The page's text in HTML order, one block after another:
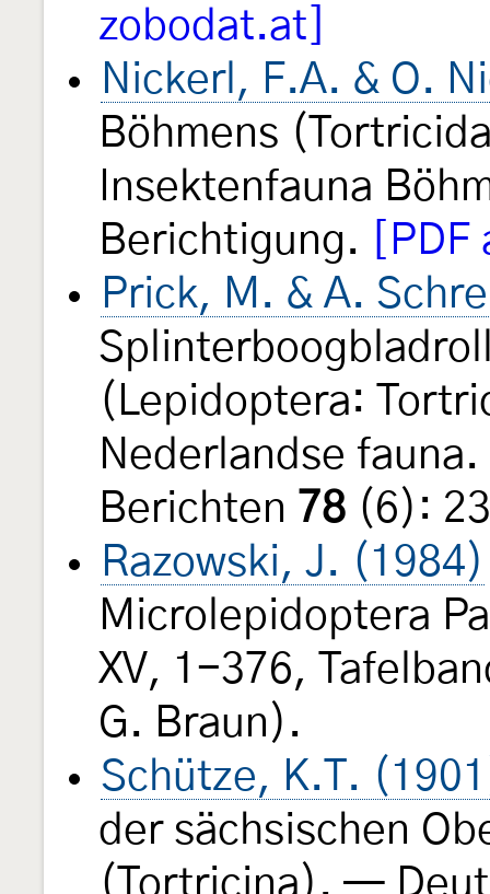
zobodat.at]
Nickerl, F.A. & O.
Böhmens
Insektenfauna
Berichtigung.
Prick, M. & A.
(Lepidoptera:
Nederlandse
Berichten 78 (6):
Razowski, J. (1984)
Microlepidoptera
XV, 1-376,
G. Braun).
Schütze, K.T.
der sächsischen
(Tortricina). —